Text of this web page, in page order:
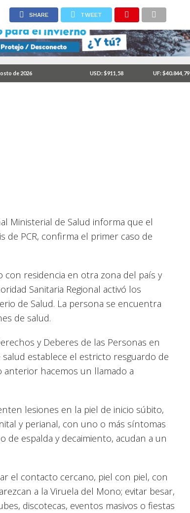
de 2026 USD: $911,58 UF: $40.844,79
SHARE TWEET
Ministerial de Salud informa que el
de PCR, confirma el primer caso de
con residencia en otra zona del país y
Sanitaria Regional activó los
de Salud. La persona se encuentra
de salud.
y Deberes de las Personas en
establece el estricto resguardo de
anterior hacemos un llamado a
lesiones en la piel de inicio súbito,
y perianal, con uno o más síntomas
de espalda y decaimiento, acudan a un
el contacto cercano, piel con piel, con
a la Viruela del Mono; evitar besar,
discotecas, eventos masivos o fiestas